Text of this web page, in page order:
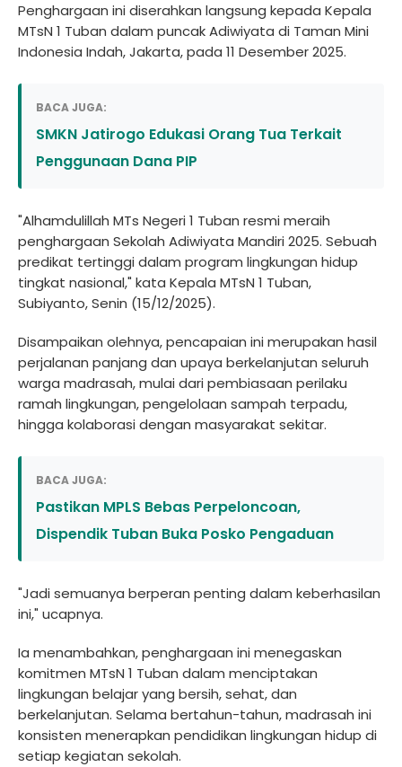
Penghargaan ini diserahkan langsung kepada Kepala
MTsN 1 Tuban dalam puncak Adiwiyata di Taman Mini
Indonesia Indah, Jakarta, pada 11 Desember 2025.
BACA JUGA:
SMKN Jatirogo Edukasi Orang Tua Terkait
Penggunaan Dana PIP
"Alhamdulillah MTs Negeri 1 Tuban resmi meraih
penghargaan Sekolah Adiwiyata Mandiri 2025. Sebuah
predikat tertinggi dalam program lingkungan hidup
tingkat nasional," kata Kepala MTsN 1 Tuban,
Subiyanto, Senin (15/12/2025).
Disampaikan olehnya, pencapaian ini merupakan hasil
perjalanan panjang dan upaya berkelanjutan seluruh
warga madrasah, mulai dari pembiasaan perilaku
ramah lingkungan, pengelolaan sampah terpadu,
hingga kolaborasi dengan masyarakat sekitar.
BACA JUGA:
Pastikan MPLS Bebas Perpeloncoan,
Dispendik Tuban Buka Posko Pengaduan
"Jadi semuanya berperan penting dalam keberhasilan
ini," ucapnya.
Ia menambahkan, penghargaan ini menegaskan
komitmen MTsN 1 Tuban dalam menciptakan
lingkungan belajar yang bersih, sehat, dan
berkelanjutan. Selama bertahun-tahun, madrasah ini
konsisten menerapkan pendidikan lingkungan hidup di
setiap kegiatan sekolah.